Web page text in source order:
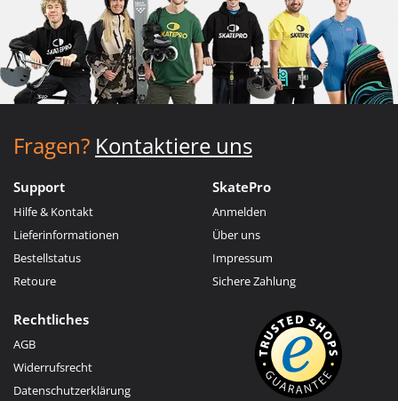
Fragen? Kontaktiere uns
Support
Hilfe & Kontakt
Lieferinformationen
Bestellstatus
Retoure
SkatePro
Anmelden
Über uns
Impressum
Sichere Zahlung
Rechtliches
AGB
Widerrufsrecht
Datenschutzerklärung